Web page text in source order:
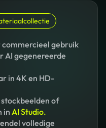
gebruik
AI gegenereerde
in 4K en HD-
stockbeelden of
in AI Studio.
volledige